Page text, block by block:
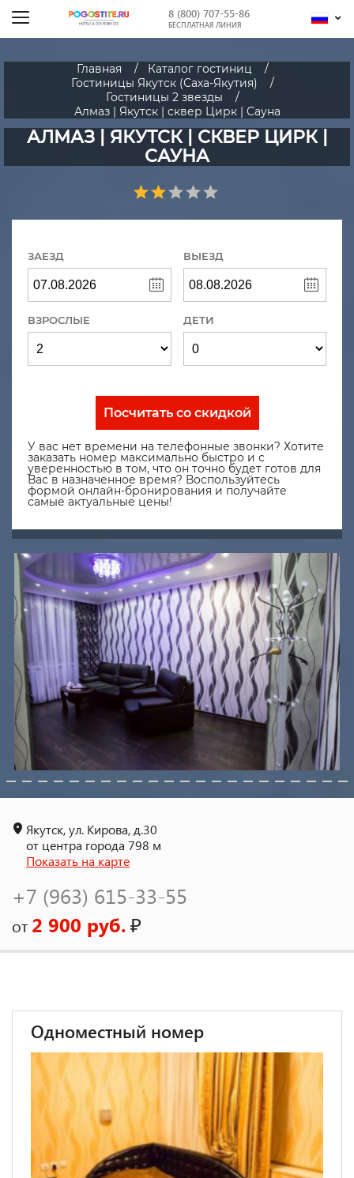
8 (800) 707-55-86
БЕСПЛАТНАЯ ЛИНИЯ
Главная
Каталог гостиниц
Гостиницы Якутск (Саха-Якутия)
Гостиницы 2 звезды
Алмаз | Якутск | сквер Цирк | Сауна
АЛМАЗ | ЯКУТСК | СКВЕР ЦИРК |
САУНА
ЗАЕЗД ВЫЕЗД
ВЗРОСЛЫЕ ДЕТИ
Посчитать со скидкой
У вас нет времени на телефонные звонки? Хотите
заказать номер максимально быстро и с
уверенностью в том, что он точно будет готов для
Вас в назначенное время? Воспользуйтесь
формой онлайн-бронирования и получайте
самые актуальные цены!
Якутск, ул. Кирова, д.30
от центра города 798 м
Показать на карте
+7 (963) 615-33-55
от 2 900 руб.₽
Одноместный номер